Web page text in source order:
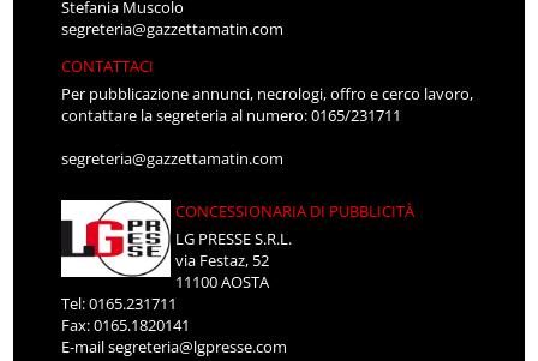
Stefania Muscolo
segreteria@gazzettamatin.com
CONTATTACI
Per pubblicazione annunci, necrologi, offro e cerco lavoro,
contattare la segreteria al numero: 0165/231711
segreteria@gazzettamatin.com
CONCESSIONARIA DI PUBBLICITÀ
LG PRESSE S.R.L.
via Festaz, 52
11100 AOSTA
Tel: 0165.231711
Fax: 0165.1820141
E-mailsegreteria@lgpresse.com